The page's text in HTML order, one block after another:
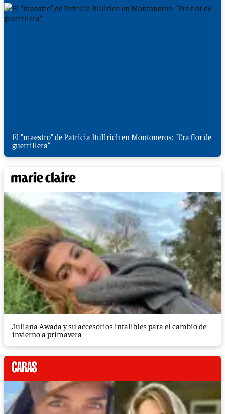
El "maestro" de Patricia Bullrich en Montoneros: "Era flor de
guerrillera"
Juliana Awada y su accesorios infalibles para el cambio de
invierno a primavera